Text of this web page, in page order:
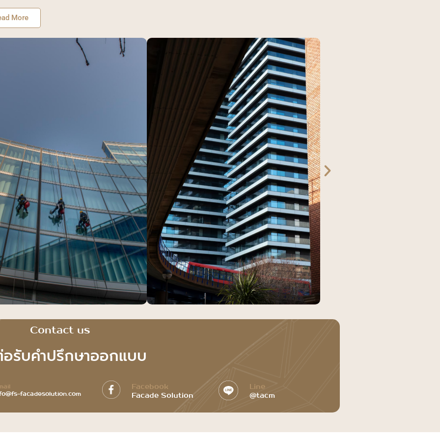
More
Contact us
รับคำปรึกษาออกแบบ​
facadesolution.com
Facebook
Facade Solution
Line
@tacm